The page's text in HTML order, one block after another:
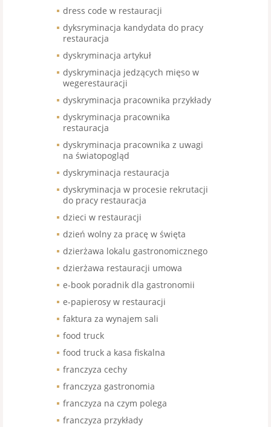
dress code w restauracji
dyksryminacja kandydata do pracy
restauracja
dyskryminacja artykuł
dyskryminacja jedzących mięso w
wegerestauracji
dyskryminacja pracownika przykłady
dyskryminacja pracownika
restauracja
dyskryminacja pracownika z uwagi
na światopogląd
dyskryminacja restauracja
dyskryminacja w procesie rekrutacji
do pracy restauracja
dzieci w restauracji
dzień wolny za pracę w święta
dzierżawa lokalu gastronomicznego
dzierżawa restauracji umowa
e-book poradnik dla gastronomii
e-papierosy w restauracji
faktura za wynajem sali
food truck
food truck a kasa fiskalna
franczyza cechy
franczyza gastronomia
franczyza na czym polega
franczyza przykłady